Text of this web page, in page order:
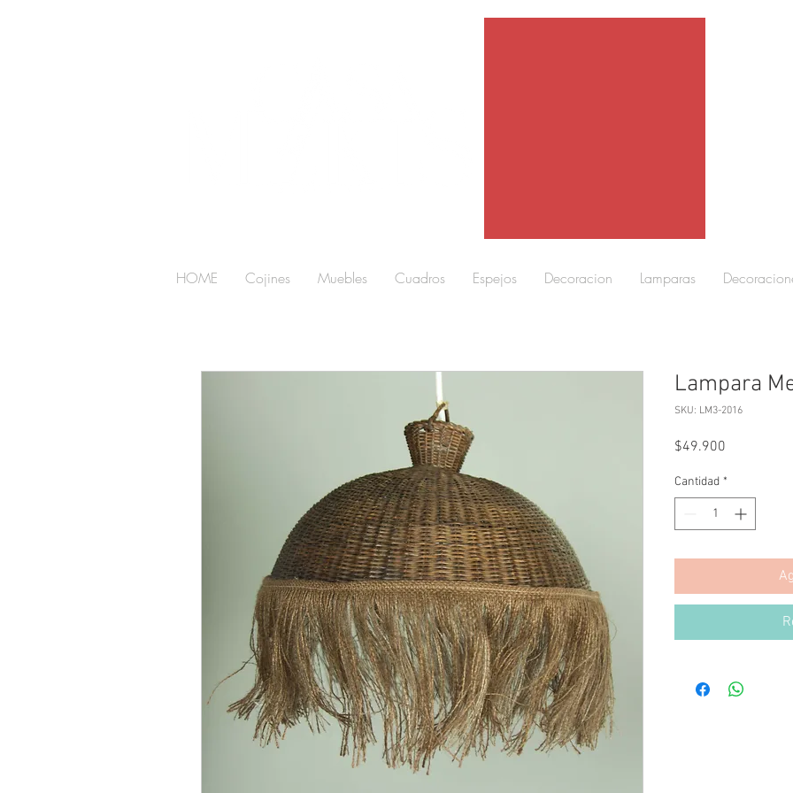
HOME Cojines Muebles Cuadros Espejos Decoracion Lamparas
Lampara
SKU: LM3-2016
$49.900
Cantidad *